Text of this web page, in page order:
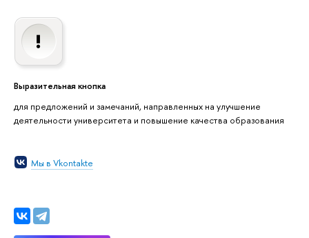
Выразительная кнопка
для предложений и замечаний, направленных на улучшение
деятельности университета и повышение качества образования
Мы в Vkontakte